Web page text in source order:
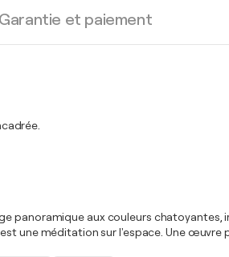
Garantie et paiement
panoramique aux couleurs
une méditation sur l'espace. Une œuvre